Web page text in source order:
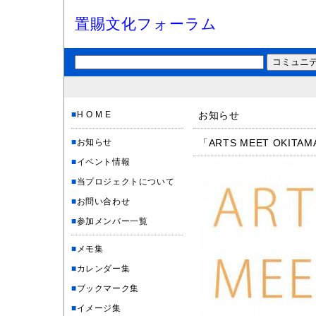
置賜文化フォーラム
■ H O M E
■お知らせ
■イベント情報
■当プロジェクトについて
■お問い合わせ
■参加メンバー一覧
■ メモ集
■カレンダー集
■ブックマーク集
■イメージ集
お知らせ
「ARTS MEET